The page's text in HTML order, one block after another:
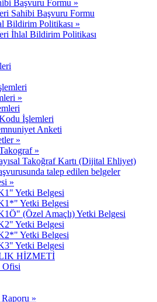
Başvuru Formu »
Sahibi Başvuru Formu
Bildirim Politikası »
İhlal Bildirim Politikası
»
İşlemleri
Anketi
»
»
Takoğraf Kartı (Dijital Ehliyet)
talep edilen belgeler
»
Yetki Belgesi
Yetki Belgesi
(Özel Amaçlı) Yetki Belgesi
Yetki Belgesi
Yetki Belgesi
Yetki Belgesi
HİZMETİ
Ofisi
»